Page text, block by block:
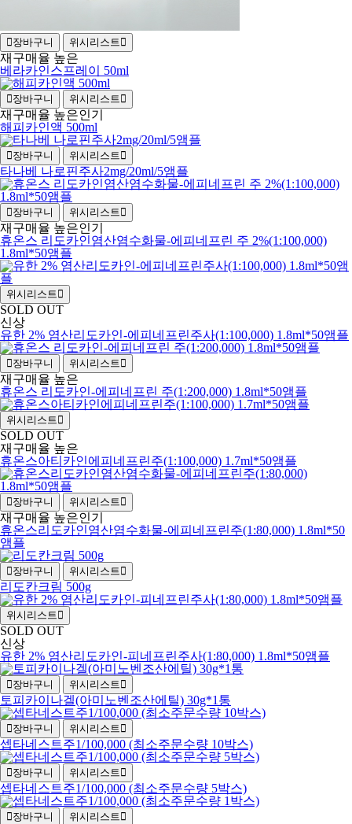
장바구니 위시리스트
재구매율 높은
베라카인스프레이 50ml
장바구니 위시리스트
재구매율 높은인기
해피카인액 500ml
장바구니 위시리스트
타나베 나로핀주사2mg/20ml/5앰플
장바구니 위시리스트
재구매율 높은인기
휴온스 리도카인염산염수화물-에피네프린 주 2%(1:100,000)
1.8ml*50앰플
위시리스트
SOLD OUT
신상
유한 2% 염산리도카인-에피네프린주사(1:100,000) 1.8ml*50앰플
장바구니 위시리스트
재구매율 높은
휴온스 리도카인-에피네프린 주(1:200,000) 1.8ml*50앰플
위시리스트
SOLD OUT
재구매율 높은
휴온스아티카인에피네프린주(1:100,000) 1.7ml*50앰플
장바구니 위시리스트
재구매율 높은인기
휴온스리도카인염산염수화물-에피네프린주(1:80,000) 1.8ml*50
앰플
장바구니 위시리스트
리도칸크림 500g
위시리스트
SOLD OUT
신상
유한 2% 염산리도카인-피네프린주사(1:80,000) 1.8ml*50앰플
장바구니 위시리스트
토피카이나겔(아미노벤조산에틸) 30g*1통
장바구니 위시리스트
셉타네스트주1/100,000 (최소주문수량 10박스)
장바구니 위시리스트
셉타네스트주1/100,000 (최소주문수량 5박스)
장바구니 위시리스트